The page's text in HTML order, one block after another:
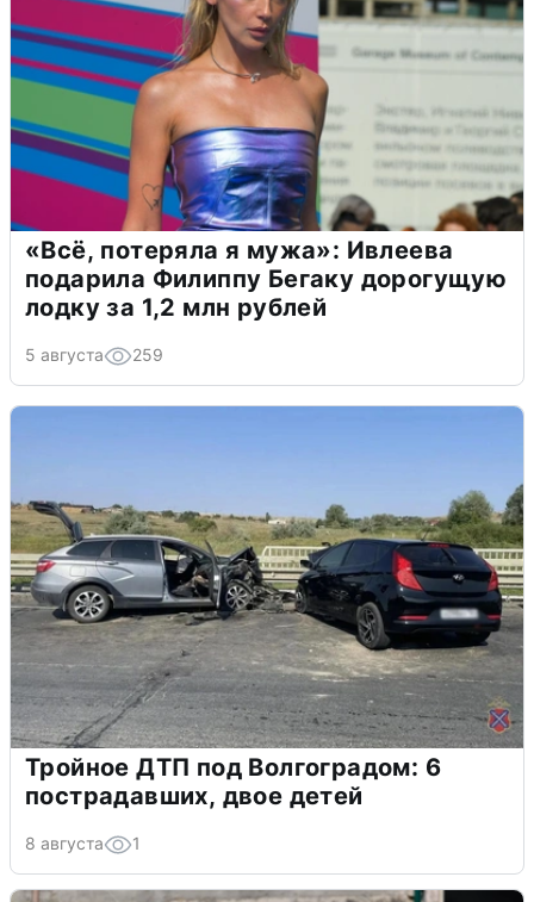
«Всё, потеряла я мужа»: Ивлеева
подарила Филиппу Бегаку дорогущую
лодку за 1,2 млн рублей
5 августа 259
Тройное ДТП под Волгоградом: 6
пострадавших, двое детей
8 августа 1